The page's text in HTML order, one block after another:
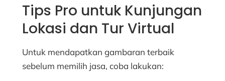
Tips Pro untuk Kunjungan
Lokasi dan Tur Virtual
Untuk mendapatkan gambaran terbaik
sebelum memilih jasa, coba lakukan: